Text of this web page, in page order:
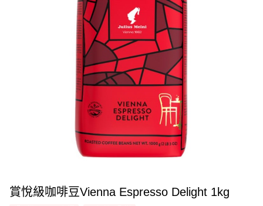
賞悅級咖啡豆Vienna Espresso Delight 1kg